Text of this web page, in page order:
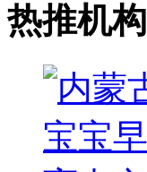
热推机构